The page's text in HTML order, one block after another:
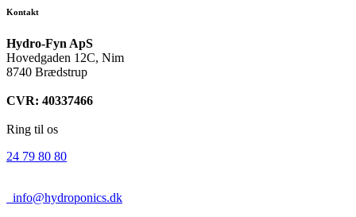
Kontakt
Hydro-Fyn ApS
Hovedgaden 12C, Nim
8740 Brædstrup
CVR: 40337466
Ring til os
24 79 80 80
info@hydroponics.dk